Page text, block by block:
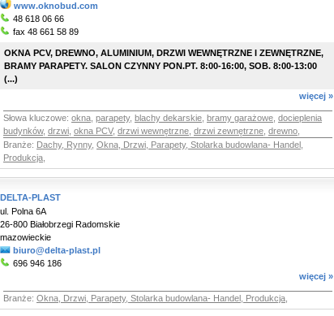
www.oknobud.com
48 618 06 66
fax 48 661 58 89
OKNA PCV, DREWNO, ALUMINIUM, DRZWI WEWNĘTRZNE I ZEWNĘTRZNE,
BRAMY PARAPETY. SALON CZYNNY PON.PT. 8:00-16:00, SOB. 8:00-13:00
(...)
więcej »
Słowa kluczowe: okna parapety, blachy dekarskie bramy garażowe docieplenia
budynków, drzwi okna PCV, drzwi wewnętrzne drzwi zewnętrzne drewno
Branże: Dachy, Rynny, Okna, Drzwi, Parapety, Stolarka budowlana- Handel,
Produkcja
DELTA-PLAST
ul. Polna 6A
26-800 Białobrzegi Radomskie
mazowieckie
biuro@delta-plast.pl
696 946 186
więcej »
Branże: Okna, Drzwi, Parapety, Stolarka budowlana- Handel, Produkcja